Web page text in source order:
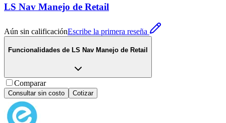
LS Nav Manejo de Retail
Aún sin calificaciónEscribe la primera reseña
Funcionalidades de LS Nav Manejo de Retail
Comparar
Consultar sin costo Cotizar